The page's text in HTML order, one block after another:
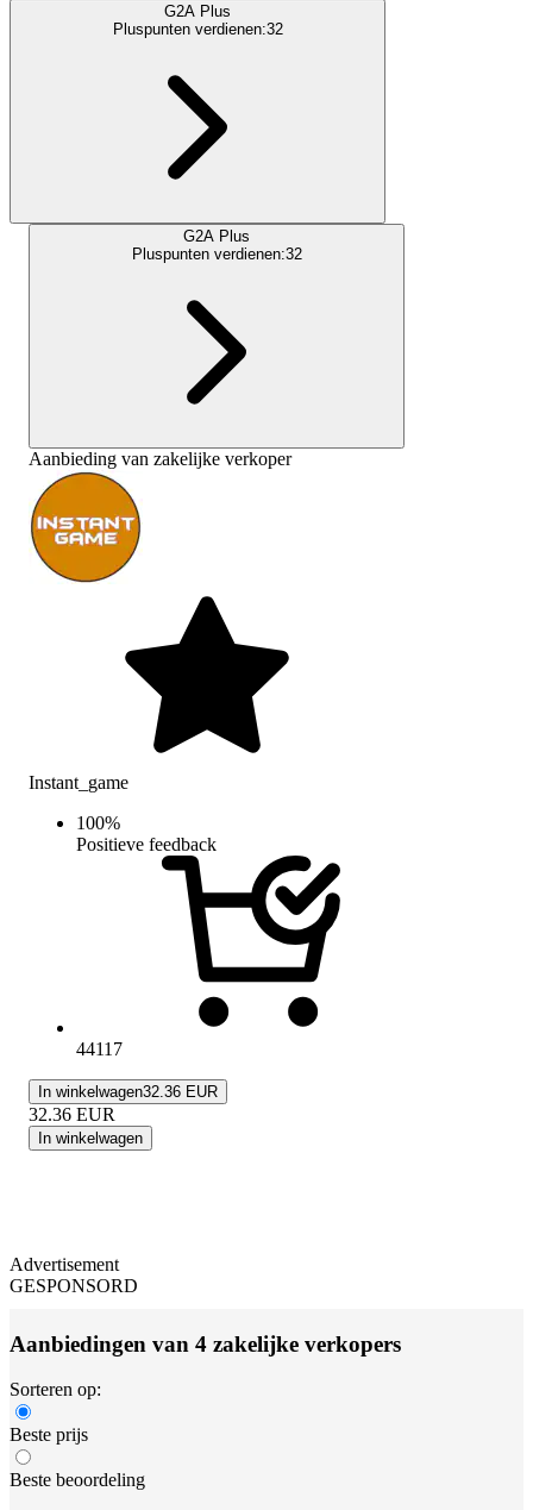
G2A Plus
Pluspunten verdienen:32
G2A Plus
Pluspunten verdienen:32
Aanbieding van zakelijke verkoper
Instant_game
100%
Positieve feedback
44117
In winkelwagen32.36 EUR
32.36 EUR
In winkelwagen
Advertisement
GESPONSORD
Aanbiedingen van 4 zakelijke verkopers
Sorteren op:
Beste prijs
Beste beoordeling